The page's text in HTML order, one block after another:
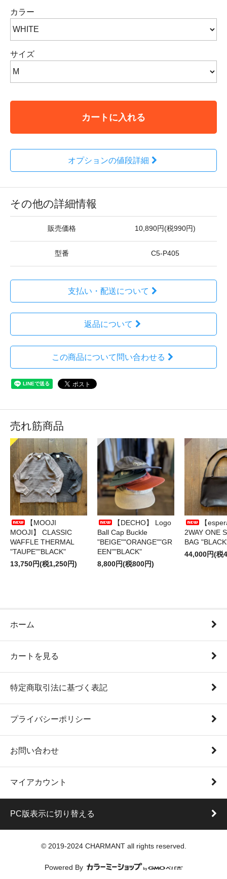
カラー
サイズ
カートに入れる
オプションの値段詳細
その他の詳細情報
販売価格 10,890円(税990円)
型番 C5-P405
支払い・配送について
返品について
この商品について問い合わせる
売れ筋商品
【MOOJI
MOOJI】 CLASSIC
WAFFLE THERMAL
"TAUPE""BLACK"
13,750円(税1,250円)
【DECHO】 Logo
Ball Cap Buckle
"BEIGE""ORANGE""GR
EEN""BLACK"
8,800円(税800円)
【
2WAY ONE
BAG
44,000円(税
ホーム
カートを見る
特定商取引法に基づく表記
プライバシーポリシー
お問い合わせ
マイアカウント
PC版表示に切り替える
© 2019-2024 CHARMANT all rights reserved.
Powered By